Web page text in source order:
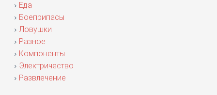
Еда
Боеприпасы
Ловушки
Разное
Компоненты
Электричество
Развлечение